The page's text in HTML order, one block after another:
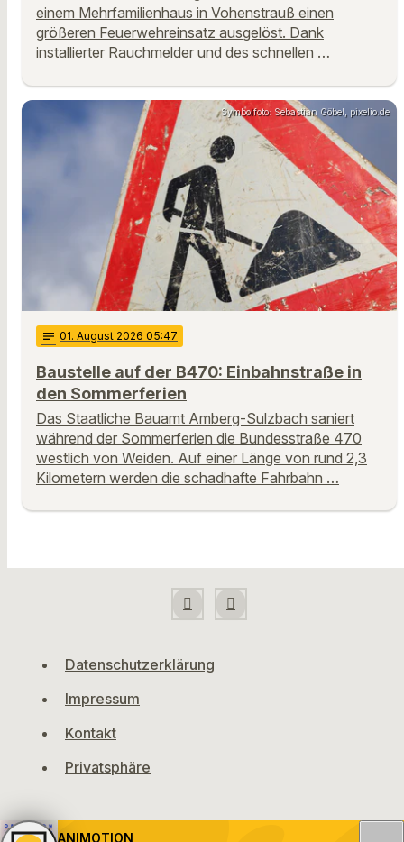
einem Mehrfamilienhaus in Vohenstrauß einen
größeren Feuerwehreinsatz ausgelöst. Dank
installierter Rauchmelder und des schnellen …
Symbolfoto: Sebastian Göbel, pixelio.de
notes 01. August 2026 05:47
Baustelle auf der B470: Einbahnstraße in
den Sommerferien
Das Staatliche Bauamt Amberg-Sulzbach saniert
während der Sommerferien die Bundesstraße 470
westlich von Weiden. Auf einer Länge von rund 2,3
Kilometern werden die schadhafte Fahrbahn …
Datenschutzerklärung
Impressum
Kontakt
Privatsphäre
ANIMOTION